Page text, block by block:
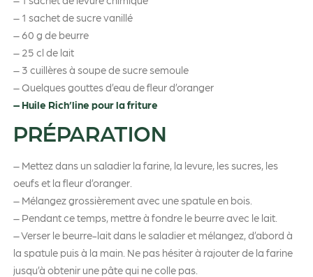
– 1 sachet de sucre vanillé
– 60 g de beurre
– 25 cl de lait
– 3 cuillères à soupe de sucre semoule
– Quelques gouttes d’eau de fleur d’oranger
– Huile Rich’line pour la friture
PRÉPARATION
– Mettez dans un saladier la farine, la levure, les sucres, les
oeufs et la fleur d’oranger.
– Mélangez grossièrement avec une spatule en bois.
– Pendant ce temps, mettre à fondre le beurre avec le lait.
– Verser le beurre-lait dans le saladier et mélangez, d’abord à
la spatule puis à la main. Ne pas hésiter à rajouter de la farine
jusqu’à obtenir une pâte qui ne colle pas.